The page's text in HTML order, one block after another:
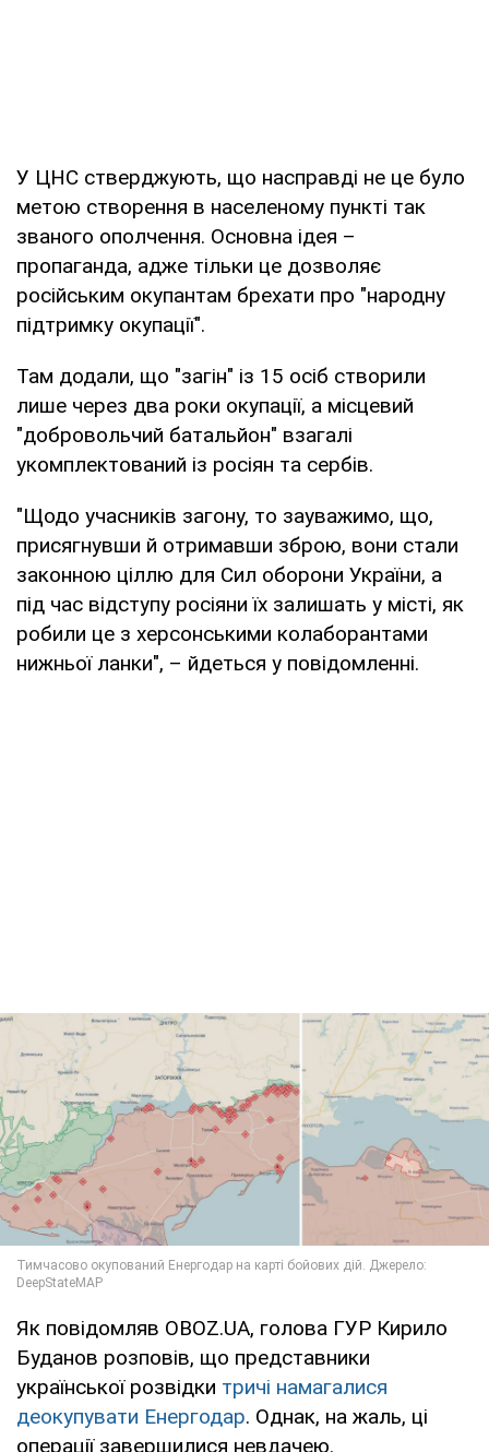
У ЦНС стверджують, що насправді не це було
метою створення в населеному пункті так
званого ополчення. Основна ідея –
пропаганда, адже тільки це дозволяє
російським окупантам брехати про "народну
підтримку окупації".
Там додали, що "загін" із 15 осіб створили
лише через два роки окупації, а місцевий
"добровольчий батальйон" взагалі
укомплектований із росіян та сербів.
"Щодо учасників загону, то зауважимо, що,
присягнувши й отримавши зброю, вони стали
законною ціллю для Сил оборони України, а
під час відступу росіяни їх залишать у місті, як
робили це з херсонськими колаборантами
нижньої ланки", – йдеться у повідомленні.
Як повідомляв OBOZ.UA, голова ГУР Кирило
Буданов розповів, що представники
української розвідки тричі намагалися
деокупувати Енергодар. Однак, на жаль, ці
операції завершилися невдачею.